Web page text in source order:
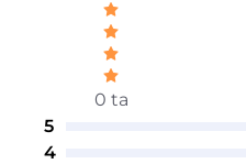
0 ta
5
4